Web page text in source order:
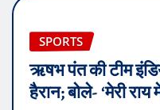
SPORTS
ऋषभ पंत की टीम
हैरान; बोले- ‘मेरी राय